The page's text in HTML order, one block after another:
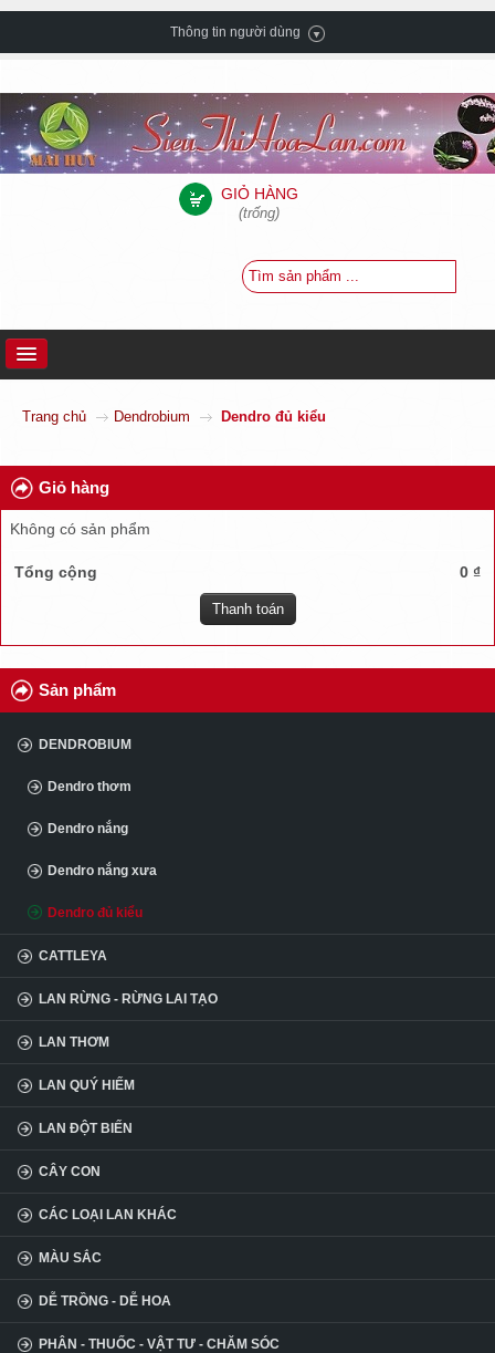
Thông tin người dùng
GIỎ HÀNG
(trống)
HƯỚNG DẪN MUA HÀNG
TUYỂN DỤNG
ĐẠI LÝ
KINH NGHIỆM
Trang chủ Dendrobium Dendro đủ kiểu
Giỏ hàng
Không có sản phẩm
0 ₫
Tổng cộng
Thanh toán
Sản phẩm
DENDROBIUM
Dendro thơm
Dendro nắng
Dendro nắng xưa
Dendro đủ kiểu
CATTLEYA
LAN RỪNG - RỪNG LAI TẠO
LAN THƠM
LAN QUÝ HIẾM
LAN ĐỘT BIẾN
CÂY CON
CÁC LOẠI LAN KHÁC
MÀU SẮC
DỄ TRỒNG - DỄ HOA
PHÂN - THUỐC - VẬT TƯ - CHĂM SÓC